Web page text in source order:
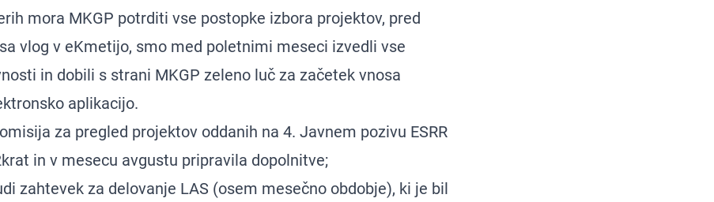
mora MKGP potrditi vse postopke izbora projektov, pred
vlog v eKmetijo, smo med poletnimi meseci izvedli vse
in dobili s strani MKGP zeleno luč za začetek vnosa
aplikacijo.
za pregled projektov oddanih na 4. Javnem pozivu ESRR
in v mesecu avgustu pripravila dopolnitve;
zahtevek za delovanje LAS (osem mesečno obdobje), ki je bil